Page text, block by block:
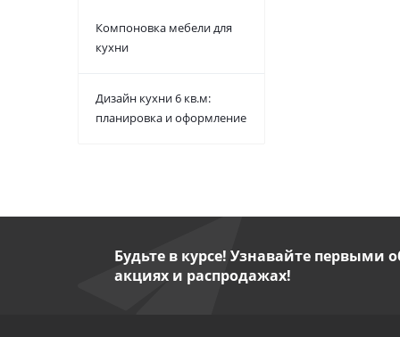
Компоновка мебели для
кухни
Дизайн кухни 6 кв.м:
планировка и оформление
Будьте в курсе! Узнавайте первыми
акциях и распродажах!